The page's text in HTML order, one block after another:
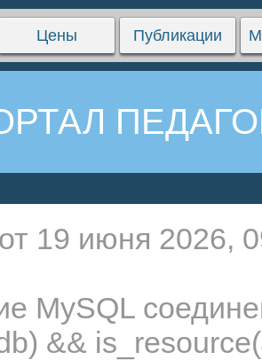
Цены Публикации
19 июня 2026,
MySQL
&&